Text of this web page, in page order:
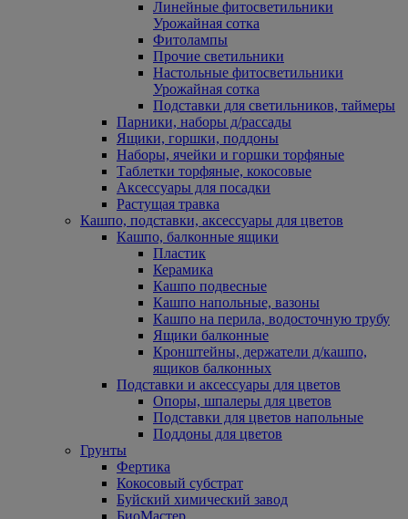
Линейные фитосветильники
Урожайная сотка
Фитолампы
Прочие светильники
Настольные фитосветильники
Урожайная сотка
Подставки для светильников, таймеры
Парники, наборы д/рассады
Ящики, горшки, поддоны
Наборы, ячейки и горшки торфяные
Таблетки торфяные, кокосовые
Аксессуары для посадки
Растущая травка
Кашпо, подставки, аксессуары для цветов
Кашпо, балконные ящики
Пластик
Керамика
Кашпо подвесные
Кашпо напольные, вазоны
Кашпо на перила, водосточную трубу
Ящики балконные
Кронштейны, держатели д/кашпо,
ящиков балконных
Подставки и аксессуары для цветов
Опоры, шпалеры для цветов
Подставки для цветов напольные
Поддоны для цветов
Грунты
Фертика
Кокосовый субстрат
Буйский химический завод
БиоМастер